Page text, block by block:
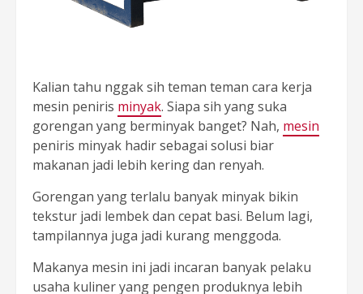
Kalian tahu nggak sih teman teman cara kerja
mesin peniris minyak. Siapa sih yang suka
gorengan yang berminyak banget? Nah, mesin
peniris minyak hadir sebagai solusi biar
makanan jadi lebih kering dan renyah.
Gorengan yang terlalu banyak minyak bikin
tekstur jadi lembek dan cepat basi. Belum lagi,
tampilannya juga jadi kurang menggoda.
Makanya mesin ini jadi incaran banyak pelaku
usaha kuliner yang pengen produknya lebih